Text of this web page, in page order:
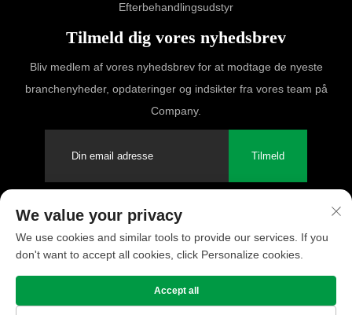
Efterbehandlingsudstyr
Tilmeld dig vores nyhedsbrev
Bliv medlem af vores nyhedsbrev for at modtage de nyeste
branchenyheder, opdateringer og indsikter fra vores team på
Company.
Tilmeld
rettigheder forbeholdes
Privatlivspolitik
We value your privacy
We use cookies and similar tools to provide our services. If you
don't want to accept all cookies, click Personalize cookies.
Accept all